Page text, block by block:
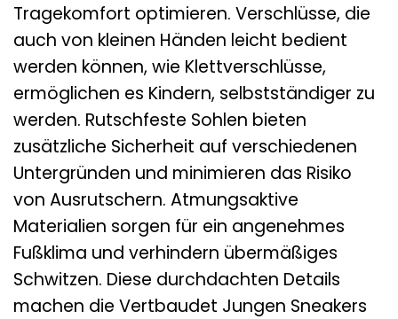
Tragekomfort optimieren. Verschlüsse, die
auch von kleinen Händen leicht bedient
werden können, wie Klettverschlüsse,
ermöglichen es Kindern, selbstständiger zu
werden. Rutschfeste Sohlen bieten
zusätzliche Sicherheit auf verschiedenen
Untergründen und minimieren das Risiko
von Ausrutschern. Atmungsaktive
Materialien sorgen für ein angenehmes
Fußklima und verhindern übermäßiges
Schwitzen. Diese durchdachten Details
machen die Vertbaudet Jungen Sneakers